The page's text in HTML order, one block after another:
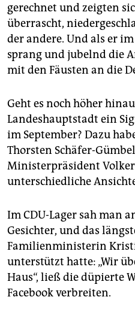
gerechnet und zeigten
überrascht,
der andere. Und als er
sprang und jubelnd die
mit den Fäusten an die
Geht es noch höher
Landeshauptstadt ein
im September? Dazu
Thorsten Schäfer-
Ministerpräsident
unterschiedliche
Im CDU-Lager sah man
Gesichter, und das
Familienministerin
unterstützt hatte: „Wir
Haus“, ließ die düpierte
Facebook verbreiten.